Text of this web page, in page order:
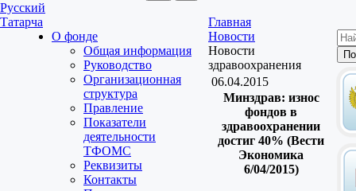
Русский
Татарча
О фонде
Общая информация
Руководство
Организационная
структура
Правление
Показатели
деятельности
ТФОМС
Реквизиты
Контакты
Главная
Новости
Новости
здравоохранения
06.04.2015
Минздрав: износ
фондов в
здравоохранении
достиг 40% (Вести
Экономика
6/04/2015)